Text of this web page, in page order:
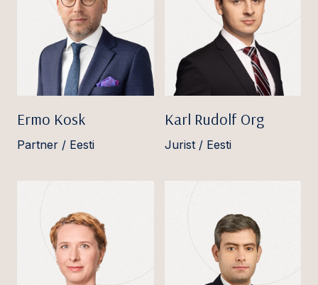
Ermo Kosk
Partner / Eesti
Karl Rudolf Org
Jurist / Eesti